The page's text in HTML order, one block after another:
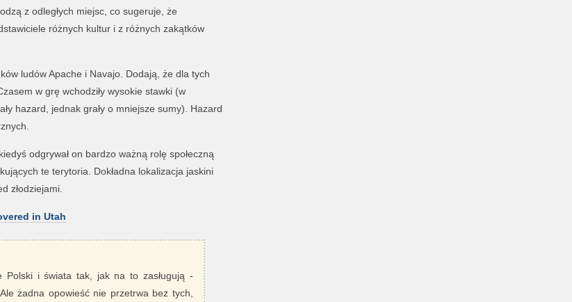
z odległych miejsc, co sugeruje, że
różnych kultur i z różnych zakątków
ludów Apache i Navajo. Dodają, że dla tych
w grę wchodziły wysokie stawki (w
hazard, jednak grały o mniejsze sumy). Hazard
odgrywał on bardzo ważną rolę społeczną
te terytoria. Dokładna lokalizacja jaskini
złodziejami.
in Utah
Polski i świata tak, jak na to zasługują -
żadna opowieść nie przetrwa bez tych,